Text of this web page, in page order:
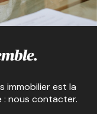
immobilier est la
: nous contacter.